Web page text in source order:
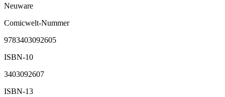
Neuware
Comicwelt-Nummer
9783403092605
ISBN-10
3403092607
ISBN-13